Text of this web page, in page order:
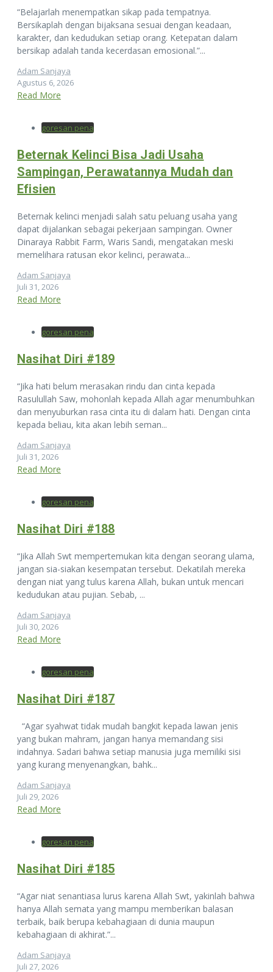
“Belajarlah menempatkan sikap pada tempatnya.
Bersikaplah dengan bijaksana sesuai dengan keadaan,
karakter, dan kedudukan setiap orang. Ketepatan dalam
bersikap adalah tanda kecerdasan emosional.”...
Adam Sanjaya
Agustus 6, 2026
Read More
goresan pena
Beternak Kelinci Bisa Jadi Usaha
Sampingan, Perawatannya Mudah dan
Efisien
Beternak kelinci menjadi salah satu peluang usaha yang
dapat dijalankan sebagai pekerjaan sampingan. Owner
Dinaraya Rabbit Farm, Waris Sandi, mengatakan meski
memelihara ratusan ekor kelinci, perawata...
Adam Sanjaya
Juli 31, 2026
Read More
goresan pena
Nasihat Diri #189
“Jika hati belum merasakan rindu dan cinta kepada
Rasulullah Saw, mohonlah kepada Allah agar menumbuhkan
dan menyuburkan rasa cinta itu di dalam hati. Dengan cinta
kepada beliau, kita akan lebih seman...
Adam Sanjaya
Juli 31, 2026
Read More
goresan pena
Nasihat Diri #188
“Jika Allah Swt mempertemukan kita dengan seorang ulama,
jangan sia-siakan kesempatan tersebut. Dekatilah mereka
dengan niat yang tulus karena Allah, bukan untuk mencari
kedudukan atau pujian. Sebab, ...
Adam Sanjaya
Juli 30, 2026
Read More
goresan pena
Nasihat Diri #187
“Agar syahwat tidak mudah bangkit kepada lawan jenis
yang bukan mahram, jangan hanya memandang sisi
indahnya. Sadari bahwa setiap manusia juga memiliki sisi
yang kurang menyenangkan, bahk...
Adam Sanjaya
Juli 29, 2026
Read More
goresan pena
Nasihat Diri #185
“Agar niat senantiasa lurus karena Allah Swt, yakinlah bahwa
hanya Allah semata yang mampu memberikan balasan
terbaik, baik berupa kebahagiaan di dunia maupun
kebahagiaan di akhirat.”...
Adam Sanjaya
Juli 27, 2026